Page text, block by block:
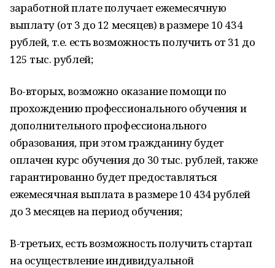
заработной плате получает ежемесячную
выплату (от 3 до 12 месяцев) в размере 10 434
рублей, т.е. есть возможность получить от 31 до
125 тыс. рублей;
Во-вторых, возможно оказание помощи по
прохождению профессионального обучения и
дополнительного профессионального
образования, при этом гражданину будет
оплачен курс обучения до 30 тыс. рублей, также
гарантированно будет предоставляться
ежемесячная выплата в размере 10 434 рублей
до 3 месяцев на период обучения;
В-третьих, есть возможность получить стартап
на осуществление индивидуальной